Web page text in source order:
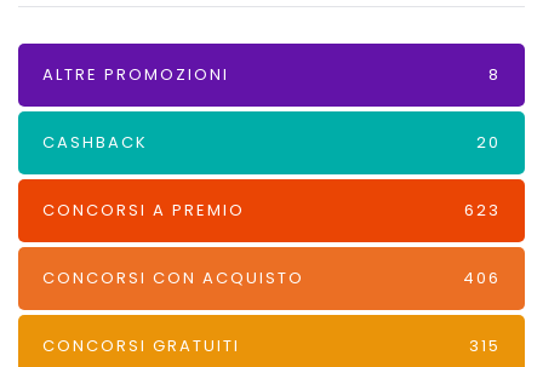
ALTRE PROMOZIONI 8
CASHBACK 20
CONCORSI A PREMIO 623
CONCORSI CON ACQUISTO 406
CONCORSI GRATUITI 315